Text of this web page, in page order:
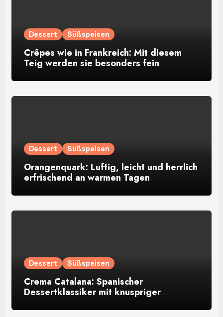
Dessert Süßspeisen
Crêpes wie in Frankreich: Mit diesem
Teig werden sie besonders fein
Dessert Süßspeisen
Orangenquark: Luftig, leicht und herrlich
erfrischend an warmen Tagen
Dessert Süßspeisen
Crema Catalana: Spanischer
Dessertklassiker mit knuspriger